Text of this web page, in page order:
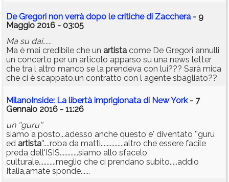
De Gregori non verrà dopo le critiche di Zacchera - 9
Maggio 2016 - 03:05
Ma su dai......
Ma è mai credibile che un artista come De Gregori annulli
un concerto per un articolo apparso su una news letter
che tra l altro manco se la prendeva con lui??? Sarà mica
che ci è scappato.un contratto con l agente sbagliato??
MilanoInside: La libertà imprigionata di New York- 7
Gennaio 2016 - 11:26
un ''guru''
siamo a posto...adesso anche questo e' diventato ''guru
ed artista''....roba da matti...............altro che essere facile
preda dell'ISIS............siamo allo sfacelo
culturale...........meglio che ci prendano subito.....addio
Italia,amate sponde......